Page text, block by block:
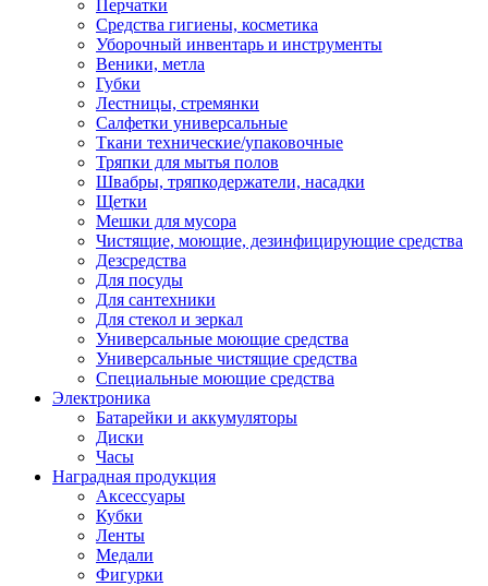
Перчатки
Средства гигиены, косметика
Уборочный инвентарь и инструменты
Веники, метла
Губки
Лестницы, стремянки
Салфетки универсальные
Ткани технические/упаковочные
Тряпки для мытья полов
Швабры, тряпкодержатели, насадки
Щетки
Мешки для мусора
Чистящие, моющие, дезинфицирующие средства
Дезсредства
Для посуды
Для сантехники
Для стекол и зеркал
Универсальные моющие средства
Универсальные чистящие средства
Специальные моющие средства
Электроника
Батарейки и аккумуляторы
Диски
Часы
Наградная продукция
Аксессуары
Кубки
Ленты
Медали
Фигурки